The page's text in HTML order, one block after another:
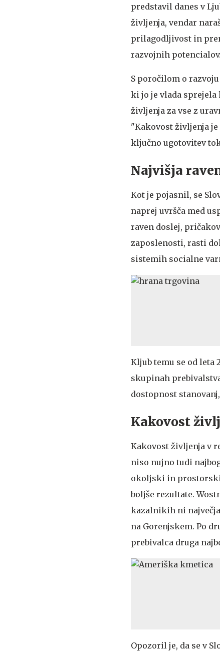
predstavil danes v
življenja, vendar
prilagodljivost in
razvojnih potencialov.
S poročilom o
ki jo je vlada sprejela
življenja za vse z
"Kakovost življenja
ključno ugotovitev
Najvišja
Kot je pojasnil, se
naprej uvršča med
raven doslej,
zaposlenosti, rasti
sistemih socialne
Kljub temu se od
skupinah
dostopnost
Kakovost
Kakovost življenja v
niso nujno tudi
okoljski in prostorski
boljše rezultate.
kazalnikih ni
na Gorenjskem. Po
prebivalca druga
Opozoril je, da se v